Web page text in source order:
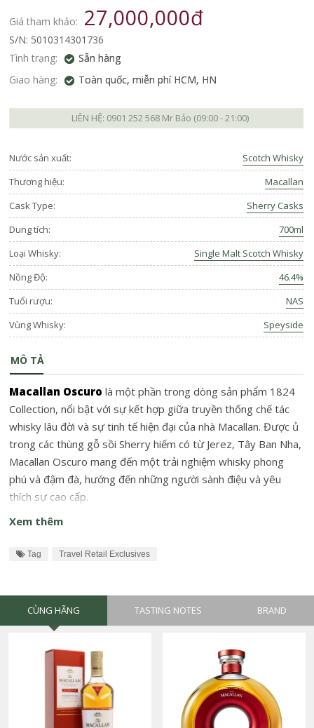
Giá tham khảo: 27,000,000đ
S/N: 5010314301736
Tình trạng:
Sẵn hàng
Giao hàng:
Toàn quốc, miễn phí HCM, HN
LIÊN HỆ: 0901 252 568Mr Bảo (09:00 - 21:00)
Nước sản xuất:
Scotch Whisky
Thương hiệu:
Macallan
Cask Type:
Sherry Casks
Dung tích:
700ml
Loại Whisky:
Single Malt Scotch Whisky
Nồng Độ:
46.4%
Tuổi rượu:
NAS
Vùng Whisky:
Speyside
MÔ TẢ
Macallan Oscuro là một phần trong dòng sản phẩm 1824
Collection, nổi bật với sự kết hợp giữa truyền thống chế tác
whisky lâu đời và sự tinh tế hiện đại của nhà Macallan. Được ủ
trong các thùng gỗ sồi Sherry hiếm có từ Jerez, Tây Ban Nha,
Macallan Oscuro mang đến một trải nghiệm whisky phong
phú và đậm đà, hướng đến những người sành điệu và yêu
thích sự cao cấp.
Xem thêm
Tag Travel Retail Exclusives
CÙNG HÃNG TASTING NOTES BRAND